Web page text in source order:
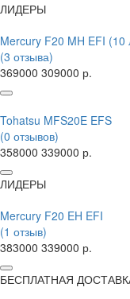
ЛИДЕРЫ
Mercury F20 MH EFI (10
(3 отзыва)
369000 309000 р.
Tohatsu MFS20E EFS
(0 отзывов)
358000 339000 р.
ЛИДЕРЫ
Mercury F20 EH EFI
(1 отзыв)
383000 339000 р.
БЕСПЛАТНАЯ